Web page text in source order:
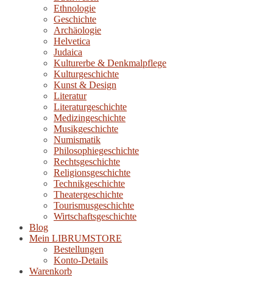
Ethnologie
Geschichte
Archäologie
Helvetica
Judaica
Kulturerbe & Denkmalpflege
Kulturgeschichte
Kunst & Design
Literatur
Literaturgeschichte
Medizingeschichte
Musikgeschichte
Numismatik
Philosophiegeschichte
Rechtsgeschichte
Religionsgeschichte
Technikgeschichte
Theatergeschichte
Tourismusgeschichte
Wirtschaftsgeschichte
Blog
Mein LIBRUMSTORE
Bestellungen
Konto-Details
Warenkorb